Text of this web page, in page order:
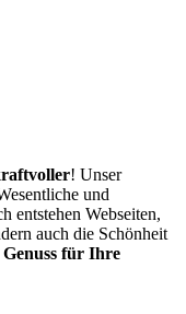
! Unser
und
entstehen Webseiten,
auch die Schönheit
Genuss für Ihre